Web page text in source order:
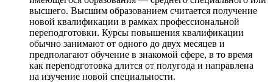
высшего. Высшим образованием считается получение
новой квалификации в рамках профессиональной
переподготовки. Курсы повышения квалификации
обычно занимают от одного до двух месяцев и
предполагают обучение в знакомой сфере, в то время
как переподготовка длится от полугода и направлена
на изучение новой специальности.